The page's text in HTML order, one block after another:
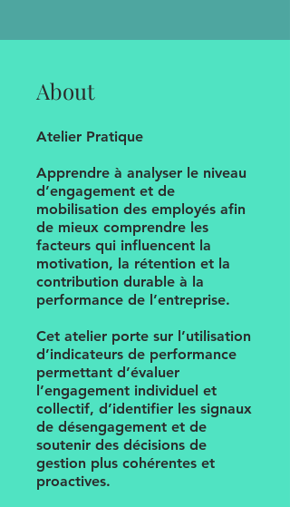
About
Atelier Pratique
Apprendre à analyser le niveau
d’engagement et de
mobilisation des employés afin
de mieux comprendre les
facteurs qui influencent la
motivation, la rétention et la
contribution durable à la
performance de l’entreprise.
Cet atelier porte sur l’utilisation
d’indicateurs de performance
permettant d’évaluer
l’engagement individuel et
collectif, d’identifier les signaux
de désengagement et de
soutenir des décisions de
gestion plus cohérentes et
proactives.